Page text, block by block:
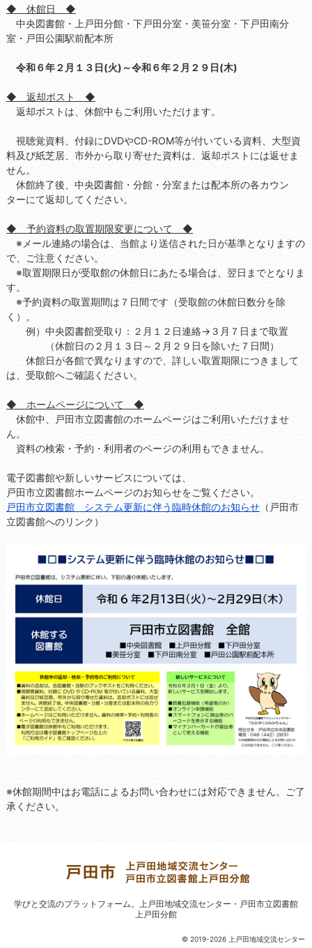
◆ 休館日 ◆
中央図書館・上戸田分館・下戸田分室・美笹分室・下戸田南分
室・戸田公園駅前配本所
令和６年２月１３日(火)～令和６年２月２９日(木)
◆ 返却ポスト ◆
返却ポストは、休館中もご利用いただけます。
視聴覚資料、付録にDVDやCD-ROM等が付いている資料、大型資
料及び紙芝居、市外から取り寄せた資料は、返却ポストには返せま
せん。
休館終了後、中央図書館・分館・分室または配本所の各カウン
ターにて返却してください。
◆ 予約資料の取置期限変更について ◆
※メール連絡の場合は、当館より送信された日が基準となりますの
で、ご注意ください。
※取置期限日が受取館の休館日にあたる場合は、翌日までとなりま
す。
※予約資料の取置期間は７日間です（受取館の休館日数分を除
く）。
例）中央図書館受取り：２月１２日連絡→３月７日まで取置
（休館日の２月１３日～２月２９日を除いた７日間）
休館日が各館で異なりますので、詳しい取置期限につきまして
は、受取館へご確認ください。
◆ ホームページについて ◆
休館中、戸田市立図書館のホームページはご利用いただけませ
ん。
資料の検索・予約・利用者のページの利用もできません。
電子図書館や新しいサービスについては、
戸田市立図書館ホームページのお知らせをご覧ください。
戸田市立図書館 システム更新に伴う臨時休館のお知らせ（戸田市
立図書館へのリンク）
※休館期間中はお電話によるお問い合わせには対応できません。ご了
承ください。
© 2019-2026 上戸田地域交流センター
学びと交流のプラットフォーム。 上戸田地域交流センター・戸田市立図書館
上戸田分館